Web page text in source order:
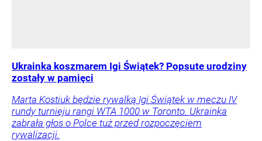
Ukrainka koszmarem Igi Świątek? Popsute urodziny
zostały w pamięci
Marta Kostiuk będzie rywalką Igi Świątek w meczu IV
rundy turnieju rangi WTA 1000 w Toronto. Ukrainka
zabrała głos o Polce tuż przed rozpoczęciem
rywalizacji.